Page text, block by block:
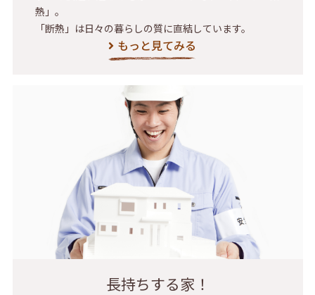
熱」。
「断熱」は日々の暮らしの質に直結しています。
もっと見てみる
長持ちする家！